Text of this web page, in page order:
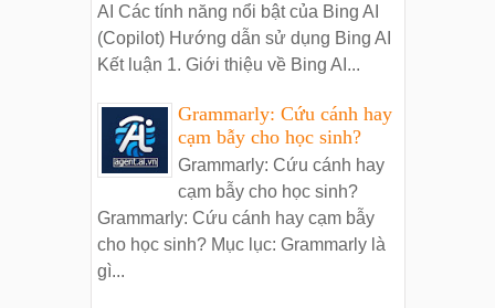
AI Các tính năng nổi bật của Bing AI
(Copilot) Hướng dẫn sử dụng Bing AI
Kết luận 1. Giới thiệu về Bing AI...
Grammarly: Cứu cánh hay
cạm bẫy cho học sinh?
Grammarly: Cứu cánh hay
cạm bẫy cho học sinh?
Grammarly: Cứu cánh hay cạm bẫy
cho học sinh? Mục lục: Grammarly là
gì...